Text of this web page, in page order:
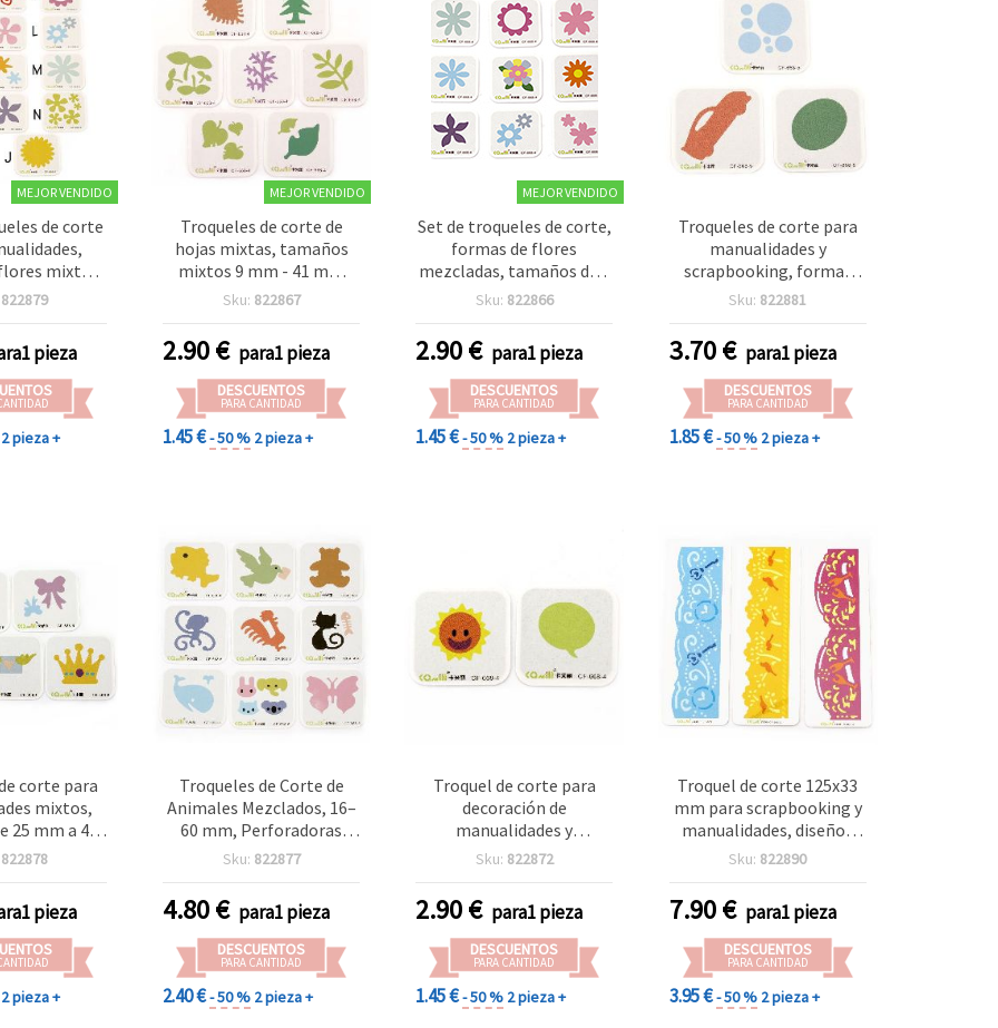
MEJOR VENDIDO
de corte
mixtos,
9 mm a 43
822879
pieza
2 pieza +
MEJOR VENDIDO
Troqueles de corte de
hojas mixtas, tamaños
mixtos 9 mm - 41 mm
para scrapbooking y
Sku: 822867
2.90€ para1 pieza
DESCUENTOS
PARA CANTIDAD
1.45 €- 50 % 2 pieza +
MEJOR VENDIDO
Set de troqueles de corte,
formas de flores
mezcladas, tamaños de 8
mm a 37 mm
Sku: 822866
2.90€ para1 pieza
DESCUENTOS
PARA CANTIDAD
1.45 €- 50 % 2 pieza +
Troqueles de corte para
manualidades y
scrapbooking, formas
mezcladas, tamaños de 5
Sku: 822881
3.70€ para1 pieza
DESCUENTOS
PARA CANTIDAD
1.85 €- 50 % 2 pieza +
corte para
mixtos,
25 mm a 44
mixtos
822878
pieza
2 pieza +
Troqueles de Corte de
Animales Mezclados, 16–
60 mm, Perforadoras
Decorativas para
Scrapbooking
Sku: 822877
4.80€ para1 pieza
DESCUENTOS
PARA CANTIDAD
2.40 €- 50 % 2 pieza +
Troquel de corte para
decoración de
manualidades y
scrapbooking, diseños
Sku: 822872
2.90€ para1 pieza
DESCUENTOS
PARA CANTIDAD
1.45 €- 50 % 2 pieza +
Troquel de corte 125x33
mm para scrapbooking y
manualidades, diseños
mixtos
Sku: 822890
7.90€ para1 pieza
DESCUENTOS
PARA CANTIDAD
3.95 €- 50 % 2 pieza +